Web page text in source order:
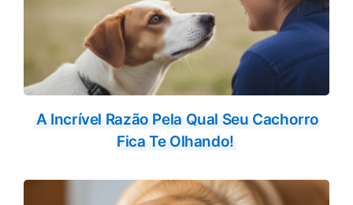
A Incrível Razão Pela Qual Seu Cachorro
Fica Te Olhando!